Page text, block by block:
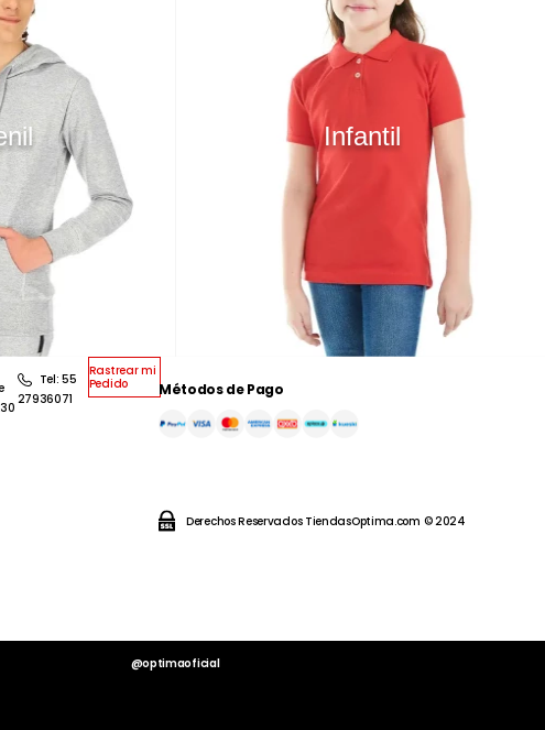
Infantil
Tel: 55
27936071
Rastrear mi
Pedido
Métodos de Pago
Derechos Reservados TiendasOptima.com © 2024
@optimaoficial